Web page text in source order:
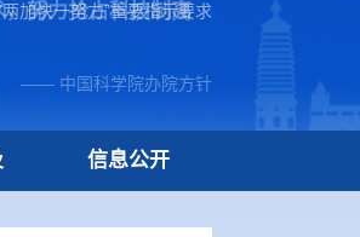
加快一努力”重要指示要求
信息公开